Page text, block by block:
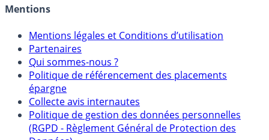
Crédit immobilier
Mentions
Mentions légales et Conditions d’utilisation
Partenaires
Qui sommes-nous ?
Politique de référencement des placements
épargne
Collecte avis internautes